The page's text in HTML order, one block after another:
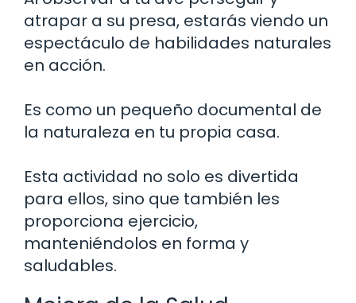
atrapar a su presa, estarás viendo un
espectáculo de habilidades naturales
en acción.
Es como un pequeño documental de
la naturaleza en tu propia casa.
Esta actividad no solo es divertida
para ellos, sino que también les
proporciona ejercicio,
manteniéndolos en forma y
saludables.